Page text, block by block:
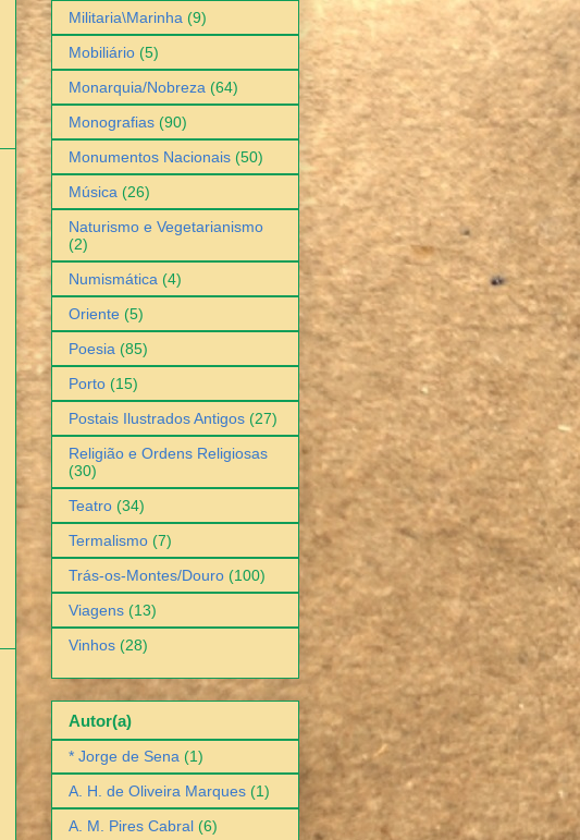
Militaria\Marinha (9)
Mobiliário (5)
Monarquia/Nobreza (64)
Monografias (90)
Monumentos Nacionais (50)
Música (26)
Naturismo e Vegetarianismo
(2)
Numismática (4)
Oriente (5)
Poesia (85)
Porto (15)
Postais Ilustrados Antigos (27)
Religião e Ordens Religiosas
(30)
Teatro (34)
Termalismo (7)
Trás-os-Montes/Douro (100)
Viagens (13)
Vinhos (28)
Autor(a)
* Jorge de Sena (1)
A. H. de Oliveira Marques (1)
A. M. Pires Cabral (6)